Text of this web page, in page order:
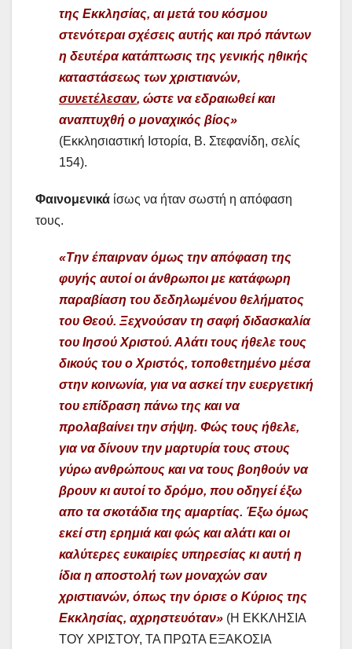
της Εκκλησίας, αι μετά του κόσμου
στενότεραι σχέσεις αυτής και πρό πάντων
η δευτέρα κατάπτωσις της γενικής ηθικής
καταστάσεως των χριστιανών,
συνετέλεσαν, ώστε να εδραιωθεί και
αναπτυχθή ο μοναχικός βίος»
(Εκκλησιαστική Ιστορία, Β. Στεφανίδη, σελίς
154).
Φαινομενικά ίσως να ήταν σωστή η απόφαση
τους.
«Την έπαιρναν όμως την απόφαση της
φυγής αυτοί οι άνθρωποι με κατάφωρη
παραβίαση του δεδηλωμένου θελήματος
του Θεού. Ξεχνούσαν τη σαφή διδασκαλία
του Ιησού Χριστού. Αλάτι τους ήθελε τους
δικούς του ο Χριστός, τοποθετημένο μέσα
στην κοινωνία, για να ασκεί την ευεργετική
του επίδραση πάνω της και να
προλαβαίνει την σήψη. Φώς τους ήθελε,
για να δίνουν την μαρτυρία τους στους
γύρω ανθρώπους και να τους βοηθούν να
βρουν κι αυτοί το δρόμο, που οδηγεί έξω
απο τα σκοτάδια της αμαρτίας. Έξω όμως
εκεί στη ερημιά και φώς και αλάτι και οι
καλύτερες ευκαιρίες υπηρεσίας κι αυτή η
ίδια η αποστολή των μοναχών σαν
χριστιανών, όπως την όρισε ο Κύριος της
Εκκλησίας, αχρηστευόταν» (Η ΕΚΚΛΗΣΙΑ
ΤΟΥ ΧΡΙΣΤΟΥ, ΤΑ ΠΡΩΤΑ ΕΞΑΚΟΣΙΑ